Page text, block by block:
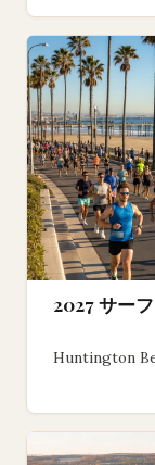
2027 サー
Huntington